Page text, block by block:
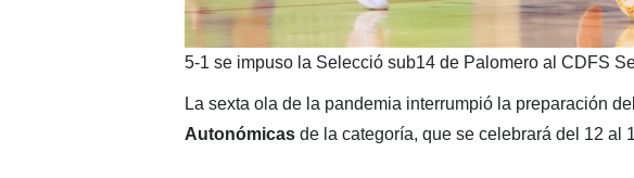
5-1 se impuso la Selecció sub14 de Palomero al CDFS
La sexta ola de la pandemia interrumpió la preparación del
Autonómicasde la categoría, que se celebrará del 12 al